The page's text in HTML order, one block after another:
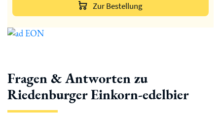
Zur Bestellung
Fragen & Antworten zu
Riedenburger Einkorn-edelbier